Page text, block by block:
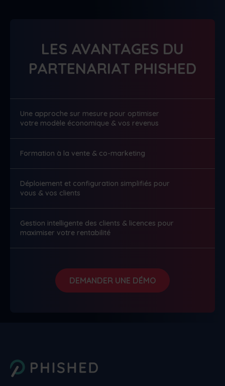
LES AVANTAGES DU
PARTENARIAT PHISHED
Une approche sur mesure pour optimiser
votre modèle économique & vos revenus
Formation à la vente & co-marketing
Déploiement et configuration simplifiés pour
vous & vos clients
Gestion intelligente des clients & licences pour
maximiser votre rentabilité
DEMANDER UNE DÉMO